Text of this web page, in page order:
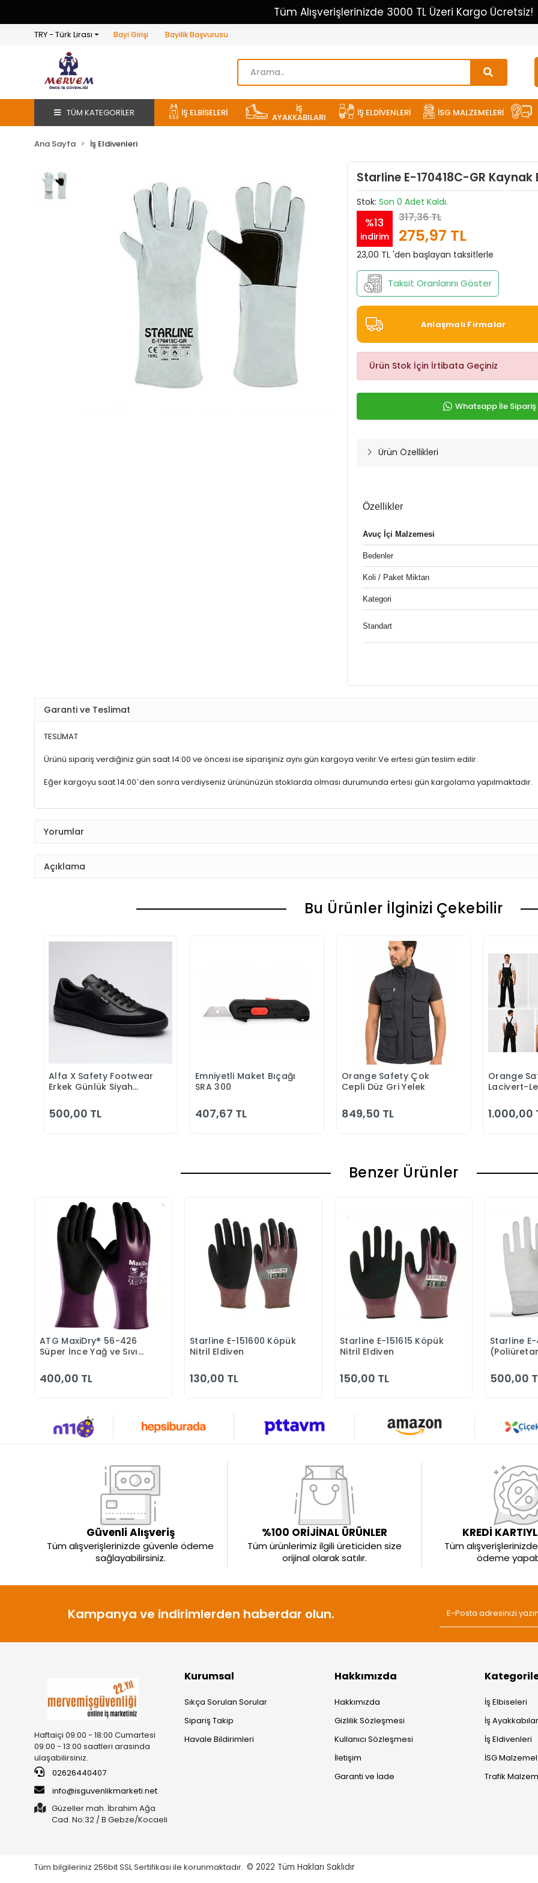
Tüm Alışverişlerinizde 3000 TL Üzeri Kargo Ücretsiz!
TRY - Türk Lirası Bayi Girişi Bayilik Başvurusu
TÜM KATEGORİLER İŞ ELBİSELERİ İŞ
AYAKKABILARI İŞ ELDİVENLERİ İSG MALZEMELERİ
Ana Sayfa İş Eldivenleri
Starline E-170418C-GR Kaynak
Stok: Son 0 Adet Kaldı.
%13
indirim
317,36 TL
275,97 TL
23,00 TL 'den başlayan taksitlerle
Taksit Oranlarını Göster
Anlaşmalı Firmalar
Ürün Stok İçin İrtibata Geçiniz
Whatsapp İle Sipariş
Ürün Özellikleri
Özellikler
Avuç İçi Malzemesi
Bedenler
Koli / Paket Miktarı
Kategori
Standart
Garanti ve Teslimat
TESLİMAT
Ürünü sipariş verdiğiniz gün saat 14:00 ve öncesi ise siparişiniz aynı gün kargoya verilir.Ve ertesi gün teslim edilir.
Eğer kargoyu saat 14:00`den sonra verdiyseniz ürününüzün stoklarda olması durumunda ertesi gün kargolama yapılmaktadır.
Yorumlar
Açıklama
Bu Ürünler İlginizi Çekebilir
Sepete Ekle
Alfa X Safety Footwear
Erkek Günlük Siyah
500,00 TL
Sepete Ekle
Emniyetli Maket Bıçağı
SRA 300
407,67 TL
Sepete Ekle
Orange Safety Çok
Cepli Düz Gri Yelek
849,50 TL
Orange
Lacivert-
1.000,00
Benzer Ürünler
Sepete Ekle
ATG MaxiDry® 56-426
Süper İnce Yağ ve Sıvı
Dayanımlı İş Eldiveni
400,00 TL
Sepete Ekle
Starline E-151600 Köpük
Nitril Eldiven
130,00 TL
Sepete Ekle
Starline E-151615 Köpük
Nitril Eldiven
150,00 TL
Starline E-
10 ÇİFT
500,00
Güvenli Alışveriş
Tüm alışverişlerinizde güvenle ödeme
sağlayabilirsiniz.
%100 ORİJİNAL ÜRÜNLER
Tüm ürünlerimiz ilgili üreticiden size
orijinal olarak satılır.
KREDİ
Tüm
ödeme
Kampanya ve indirimlerden haberdar olun.
Haftaiçi 09:00 - 18:00 Cumartesi
09:00 - 13:00 saatleri arasında
ulaşabilirsiniz.
02626440407
info@isguvenlikmarketi.net
Güzeller mah. İbrahim Ağa
Cad. No:32 / B Gebze/Kocaeli
Kurumsal
Sıkça Sorulan Sorular
Sipariş Takip
Havale Bildirimleri
Hakkımızda
Hakkımızda
Gizlilik Sözleşmesi
Kullanıcı Sözleşmesi
İletişim
Garanti ve İade
İş Elbiseleri
İş
İş Eldivenleri
İSG
Trafik
Tüm bilgileriniz 256bit SSL Sertifikası ile korunmaktadır. © 2022 Tüm Hakları Saklıdır